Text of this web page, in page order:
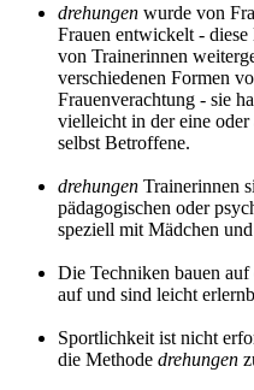
drehungen wurde von
Frauen entwickelt -
von Trainerinnen
verschiedenen Formen
Frauenverachtung - sie
vielleicht in der eine oder
selbst Betroffene.
drehungen Trainerinnen
pädagogischen oder
speziell mit Mädchen
Die Techniken bauen
auf und sind leicht
Sportlichkeit ist nicht
die Methode drehungen